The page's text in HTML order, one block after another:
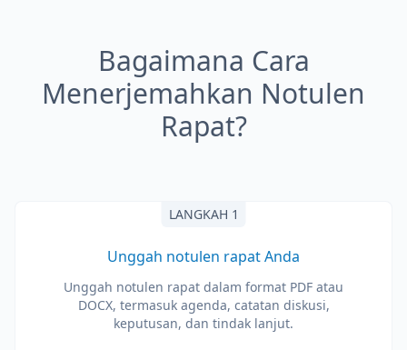
Bagaimana Cara
Menerjemahkan Notulen
Rapat?
LANGKAH 1
Unggah notulen rapat Anda
Unggah notulen rapat dalam format PDF atau
DOCX, termasuk agenda, catatan diskusi,
keputusan, dan tindak lanjut.